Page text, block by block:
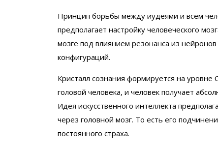
Принцип борьбы между иудеями и всем
предполагает настройку человеческого
мозге под влиянием резонанса из
конфигураций.
Кристалл сознания формируется на уровне
головой человека, и человек получает
Идея искусственного интеллекта
через головной мозг. То есть его
постоянного страха.